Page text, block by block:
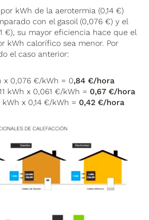
kWh de la aerotermia (0,14 €)
con el gasoil (0,076 €) y el
€), su mayor eficiencia hace que el
kWh calorífico sea menor. Por
el caso anterior:
x 0,076 €/kWh = 0,84 €/hora
kWh x 0,061 €/kWh = 0,67 €/hora
kWh x 0,14 €/kWh = 0,42 €/hora